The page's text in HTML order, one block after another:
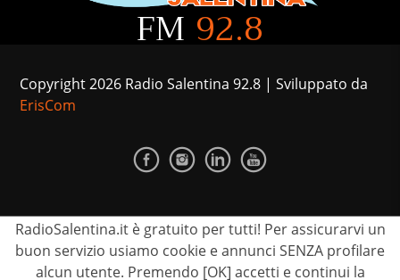
FM 92.8
Copyright 2026 Radio Salentina 92.8 | Sviluppato da
ErisCom
CONTATTI PUBBLICIZZATI
TEAM
PRIVACY
RadioSalentina.it è gratuito per tutti! Per assicurarvi un
buon servizio usiamo cookie e annunci SENZA profilare
alcun utente. Premendo [OK] accetti e continui la